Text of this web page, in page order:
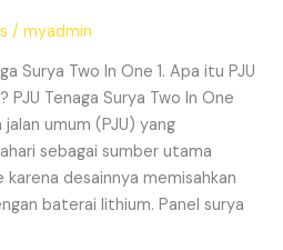
/myadmin
Surya Two In One 1. Apa itu PJU
PJU Tenaga Surya Two In One
umum (PJU) yang
sebagai sumber utama
desainnya memisahkan
baterai lithium. Panel surya